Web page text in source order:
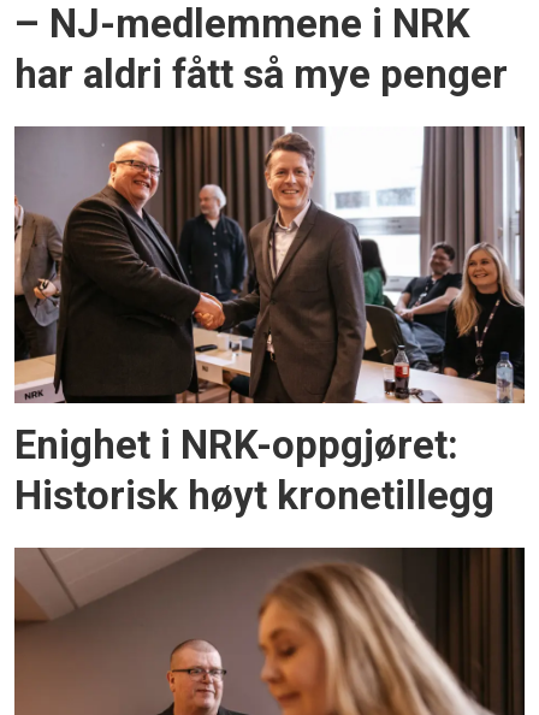
– NJ-medlemmene i NRK
har aldri fått så mye penger
Enighet i NRK-oppgjøret:
Historisk høyt kronetillegg